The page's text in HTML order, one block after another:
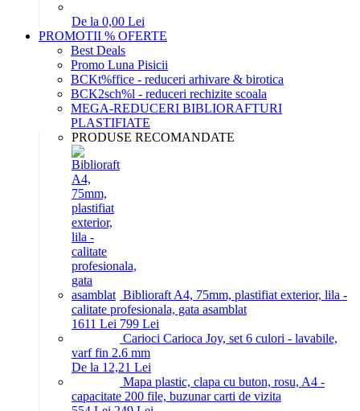
De la 0,00 Lei
PROMOTII % OFERTE
Best Deals
Promo Luna Pisicii
BCKt%ffice - reduceri arhivare & birotica
BCK2sch%l - reduceri rechizite scoala
MEGA-REDUCERI BIBLIORAFTURI
PLASTIFIATE
PRODUSE RECOMANDATE
Biblioraft A4, 75mm, plastifiat exterior, lila -
calitate profesionala, gata asamblat
1611 Lei 799 Lei
Carioci Carioca Joy, set 6 culori - lavabile,
varf fin 2.6 mm
De la 12,21 Lei
Mapa plastic, clapa cu buton, rosu, A4 -
capacitate 200 file, buzunar carti de vizita